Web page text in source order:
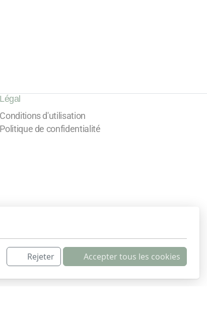
Légal
Conditions d'utilisation
Politique de confidentialité
Rejeter Accepter tous les cookies